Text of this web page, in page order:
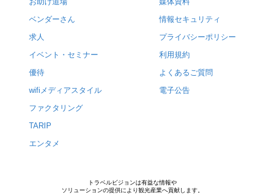
ベンダーさん
求人
イベント・セミナー
優待
wifiメディアスタイル
ファクタリング
TARIP
エンタメ
情報セキュリティ
プライバシーポリシー
利用規約
よくあるご質問
電子公告
トラベルビジョンは有益な情報や
ソリューションの提供により観光産業へ貢献します。